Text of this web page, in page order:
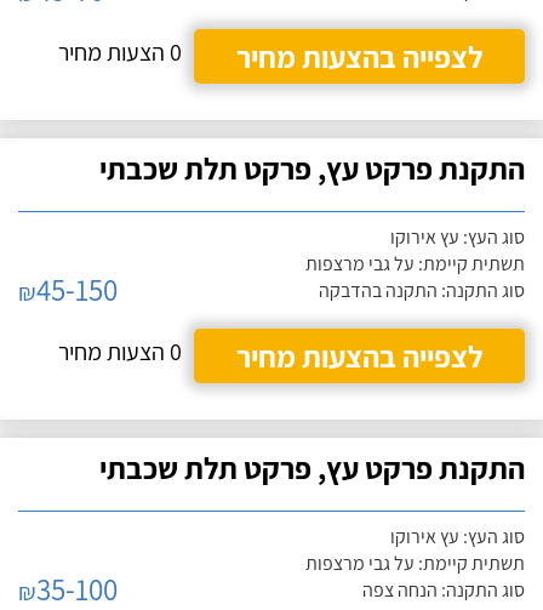
לצפייה בהצעות מחיר
0 הצעות מחיר
התקנת פרקט עץ, פרקט תלת שכבתי
סוג העץ: עץ אירוקו
תשתית קיימת: על גבי מרצפות
סוג התקנה: התקנה בהדבקה
₪45-150
לצפייה בהצעות מחיר
0 הצעות מחיר
התקנת פרקט עץ, פרקט תלת שכבתי
סוג העץ: עץ אירוקו
תשתית קיימת: על גבי מרצפות
סוג התקנה: הנחה צפה
₪35-100